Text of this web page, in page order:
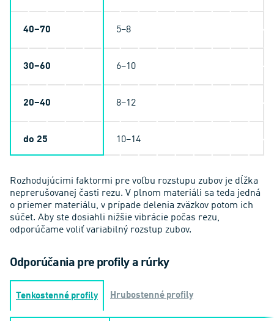
40–70 5–8
30–60 6–10
20–40 8–12
do 25 10–14
Rozhodujúcimi faktormi pre voľbu rozstupu zubov je dĺžka
neprerušovanej časti rezu. V plnom materiáli sa teda jedná
o priemer materiálu, v prípade delenia zväzkov potom ich
súčet. Aby ste dosiahli nižšie vibrácie počas rezu,
odporúčame voliť variabilný rozstup zubov.
Odporúčania pre profily a rúrky
Tenkostenné profily Hrubostenné profily